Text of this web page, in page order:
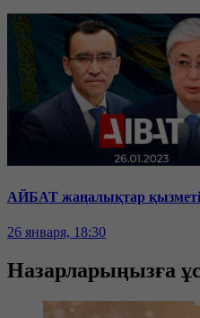
АЙБАТ жаңалықтар қызметі
26 января, 18:30
Назарларыңызға